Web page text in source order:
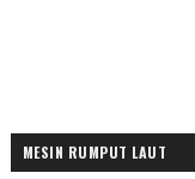
MESIN RUMPUT LAUT